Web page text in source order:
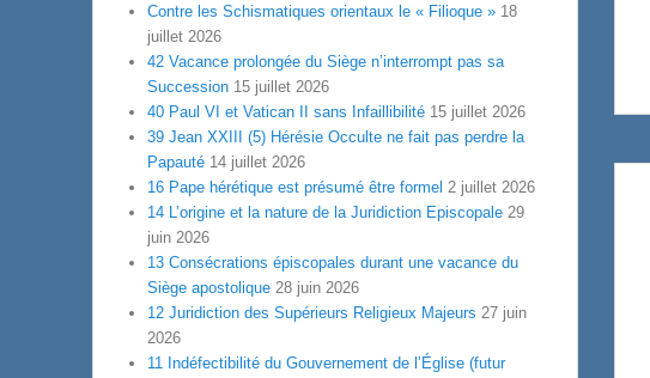
Contre les Schismatiques orientaux le « Filioque » 18
juillet 2026
42 Vacance prolongée du Siège n’interrompt pas sa
Succession 15 juillet 2026
40 Paul VI et Vatican II sans Infaillibilité 15 juillet 2026
39 Jean XXIII (5) Hérésie Occulte ne fait pas perdre la
Papauté 14 juillet 2026
16 Pape hérétique est présumé être formel 2 juillet 2026
14 L’origine et la nature de la Juridiction Episcopale 29
juin 2026
13 Consécrations épiscopales durant une vacance du
Siège apostolique 28 juin 2026
12 Juridiction des Supérieurs Religieux Majeurs 27 juin
2026
11 Indéfectibilité du Gouvernement de l’Église (futur